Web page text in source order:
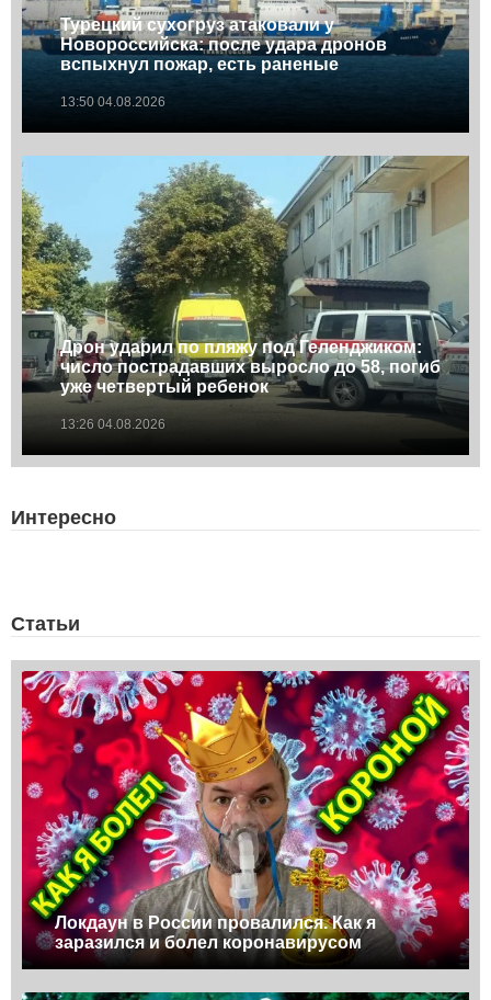
Турецкий сухогруз атаковали у
Новороссийска: после удара дронов
вспыхнул пожар, есть раненые
13:50 04.08.2026
Дрон ударил по пляжу под Геленджиком:
число пострадавших выросло до 58, погиб
уже четвертый ребенок
13:26 04.08.2026
Интересно
Статьи
Локдаун в России провалился. Как я
заразился и болел коронавирусом